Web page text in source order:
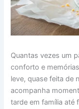
Quantas vezes um
conforto e
leve, quase feita de
acompanha
tarde em família até